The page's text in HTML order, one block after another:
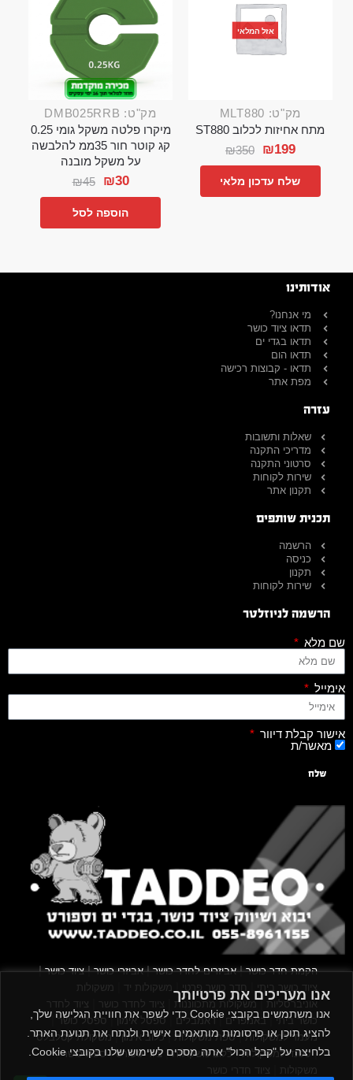
אנו מעריכים את פרטיותך
אנו משתמשים בקובצי Cookie כדי לשפר את חוויית הגלישה שלך,
להציג תוכן או פרסומות מותאמים אישית ולנתח את תנועת האתר.
בלחיצה על "קבל הכול" אתה מסכים לשימוש שלנו בקובצי Cookie.
אזל המלאי
מק"ט: MLT880
מתח אחיזות לכלוב ST880
₪350 ₪199
שלח עדכון מלאי
מק"ט: DMB025RRB
מיקרו פלטה משקל גומי 0.25
קג קוטר חור 35ממ להלבשה
על משקל מובנה
₪45 ₪30
הוספה לסל
אודותינו
מי אנחנו?
תדאו ציוד כושר
תדאו בגדי ים
תדאו הום
תדאו - קבוצות רכישה
מפת אתר
עזרה
שאלות ותשובות
מדריכי התקנה
סרטוני התקנה
שירות לקוחות
תקנון אתר
תכנית שותפים
הרשמה
כניסה
תקנון
שירות לקוחות
הרשמה לניוזלטר
שם מלא
אימייל
אישור קבלת דיוור
מאשר/ת
שלח
הקמת חדר כושר|אביזרים לחדר כושר|אביזרי כושר|ציוד כושר|
ציוד כושר ביתי חדר כושר פרטי משקולות יד
משקולות
אוניברסליות |משקולות מתכווננות ציוד לחדר כושר
ציוד לחדר
כושר ביתי|באמפרים |דאמבלים |ספסל אימון | ספסל כושר|
מעמד למשקולות|ספת משקולות |כלוב אימון|משקולת קטלבלס
|סטנד למשקולות|כלוב משקולות|ציוד ספורט|ספת כושר|
משקולות ציוד חדרי כושר